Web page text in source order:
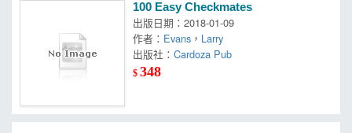
100 Easy Checkmates
出版日期：2018-01-09
作者： Evans ， Larry
出版社：Cardoza Pub
$348